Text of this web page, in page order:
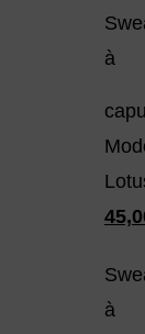
à
Le
était :
à